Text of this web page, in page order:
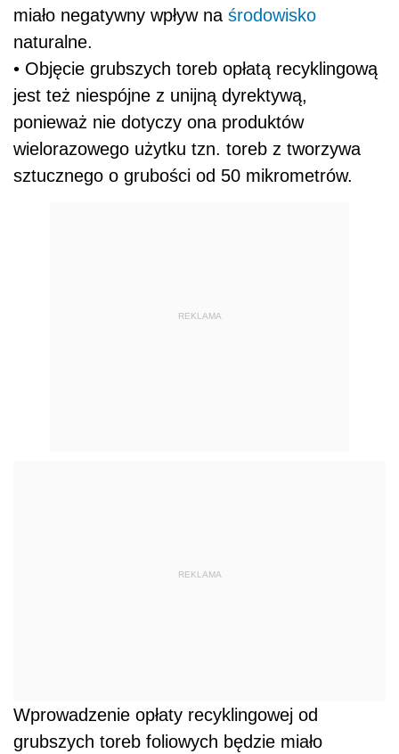
miało negatywny wpływ na środowisko
naturalne.
• Objęcie grubszych toreb opłatą recyklingową
jest też niespójne z unijną dyrektywą,
ponieważ nie dotyczy ona produktów
wielorazowego użytku tzn. toreb z tworzywa
sztucznego o grubości od 50 mikrometrów.
REKLAMA
REKLAMA
Wprowadzenie opłaty recyklingowej od
grubszych toreb foliowych będzie miało